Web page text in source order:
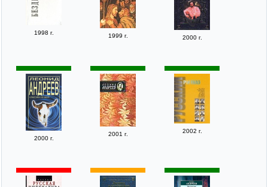
1998 г. 1999 г. 2000 г.
2000 г.
2001 г. 2002 г.